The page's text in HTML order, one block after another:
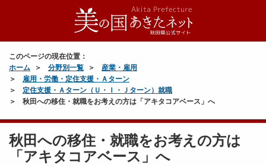
このページの現在位置：
ホーム
分野別一覧
産業・雇用
雇用・労働・定住支援・Ａターン
定住支援・Ａターン（Ｕ・Ｉ・Ｊターン）就職
秋田への移住・就職をお考えの方は「アキタコアベース」へ
秋田への移住・就職をお考えの方は
「アキタコアベース」へ